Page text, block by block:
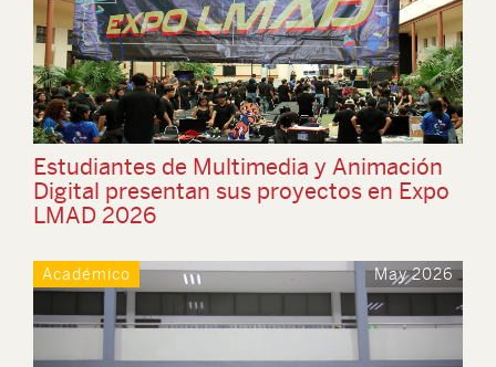
Estudiantes de Multimedia y Animación
Digital presentan sus proyectos en Expo
LMAD 2026
Académico May 2026